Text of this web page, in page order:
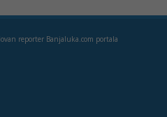
reporter Banjaluka.com portala